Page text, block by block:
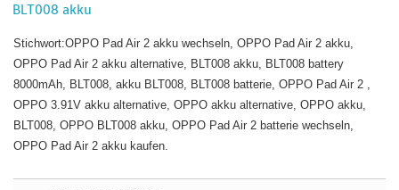
BLT008 akku
Stichwort:OPPO Pad Air 2 akku wechseln, OPPO Pad Air 2 akku,
OPPO Pad Air 2 akku alternative, BLT008 akku, BLT008 battery
8000mAh, BLT008, akku BLT008, BLT008 batterie, OPPO Pad Air 2 ,
OPPO 3.91V akku alternative, OPPO akku alternative, OPPO akku,
BLT008, OPPO BLT008 akku, OPPO Pad Air 2 batterie wechseln,
OPPO Pad Air 2 akku kaufen.